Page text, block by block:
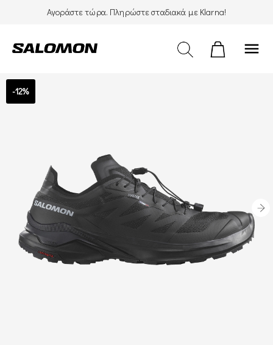
Αγοράστε τώρα. Πληρώστε σταδιακά με Klarna!
menu
-12%